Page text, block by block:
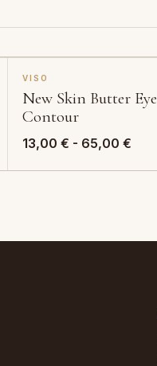
VISO
New Skin Butter Eye
Contour
13,00€ - 65,00€
a